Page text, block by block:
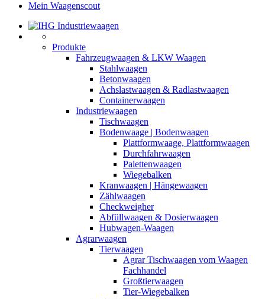
Mein Waagenscout
Produkte
Fahrzeugwaagen & LKW Waagen
Stahlwaagen
Betonwaagen
Achslastwaagen & Radlastwaagen
Containerwaagen
Industriewaagen
Tischwaagen
Bodenwaage | Bodenwaagen
Plattformwaage, Plattformwaagen
Durchfahrwaagen
Palettenwaagen
Wiegebalken
Kranwaagen | Hängewaagen
Zählwaagen
Checkweigher
Abfüllwaagen & Dosierwaagen
Hubwagen-Waagen
Agrarwaagen
Tierwaagen
Agrar Tischwaagen vom Waagen
Fachhandel
Großtierwaagen
Tier-Wiegebalken